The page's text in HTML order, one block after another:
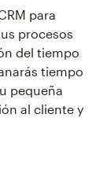
para
procesos
del tiempo
tiempo
pequeña
al cliente y